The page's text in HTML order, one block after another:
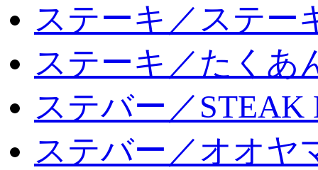
ステーキ／ステー
ステーキ／たくあ
ステバー／STEAK
ステバー／オオヤ